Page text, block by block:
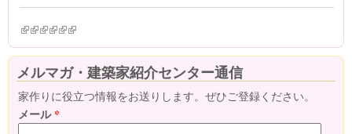
(link is external)
(link is external)
(link is external)
(link is external)
(link is external)
(link is external)
メルマガ・建築家紹介センター通信
家作りに役立つ情報をお送りします。ぜひご登録ください。
メール*